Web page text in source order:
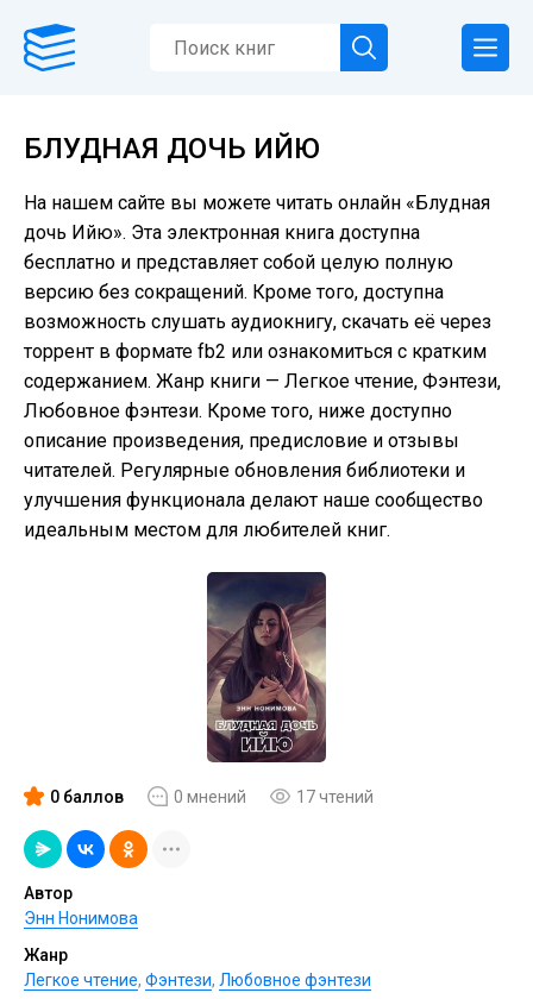
БЛУДНАЯ ДОЧЬ ИЙЮ
На нашем сайте вы можете читать онлайн «Блудная
дочь Ийю». Эта электронная книга доступна
бесплатно и представляет собой целую полную
версию без сокращений. Кроме того, доступна
возможность слушать аудиокнигу, скачать её через
торрент в формате fb2 или ознакомиться с кратким
содержанием. Жанр книги — Легкое чтение, Фэнтези,
Любовное фэнтези. Кроме того, ниже доступно
описание произведения, предисловие и отзывы
читателей. Регулярные обновления библиотеки и
улучшения функционала делают наше сообщество
идеальным местом для любителей книг.
0 баллов 0 мнений 17 чтений
Автор
Энн Нонимова
Жанр
Легкое чтение, Фэнтези, Любовное фэнтези